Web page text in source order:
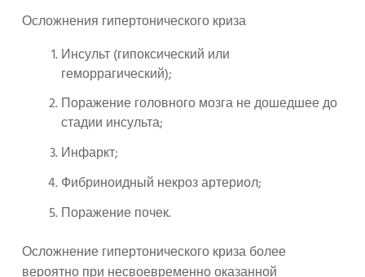
Осложнения гипертонического криза
Инсульт (гипоксический или
геморрагический);
Поражение головного мозга не дошедшее до
стадии инсульта;
Инфаркт;
Фибриноидный некроз артериол;
Поражение почек.
Осложнение гипертонического криза более